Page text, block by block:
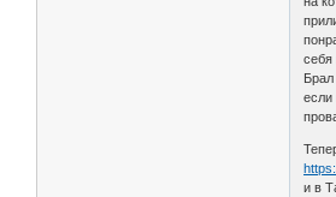
себя
Брал
если
и в